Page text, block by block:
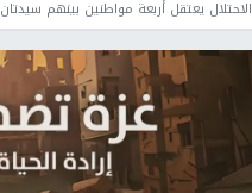
الاحتلال يعتقل أربعة مواطنين بينهم